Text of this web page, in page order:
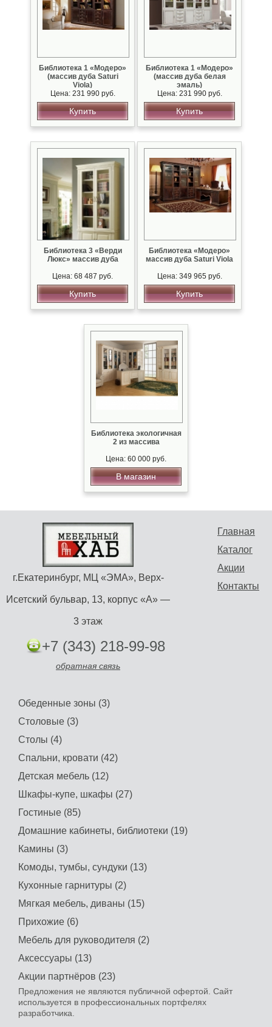
Библиотека 1 «Модеро»
(массив дуба Saturi
Viola)
Цена: 231 990 руб.
Купить
Библиотека 1 «Модеро»
(массив дуба белая
эмаль)
Цена: 231 990 руб.
Купить
Библиотека 3 «Верди
Люкс» массив дуба
Цена: 68 487 руб.
Купить
Библиотека «Модеро»
массив дуба Saturi Viola
Цена: 349 965 руб.
Купить
Библиотека экологичная
2 из массива
Цена: 60 000 руб.
В магазин
Главная
Каталог
Акции
Контакты
г.Екатеринбург, МЦ «ЭМА», Верх-
Исетский бульвар, 13, корпус «А» —
3 этаж
+7 (343) 218-99-98
обратная связь
Обеденные зоны (3)
Столовые (3)
Столы (4)
Спальни, кровати (42)
Детская мебель (12)
Шкафы-купе, шкафы (27)
Гостиные (85)
Домашние кабинеты, библиотеки (19)
Камины (3)
Комоды, тумбы, сундуки (13)
Кухонные гарнитуры (2)
Мягкая мебель, диваны (15)
Прихожие (6)
Мебель для руководителя (2)
Аксессуары (13)
Акции партнёров (23)
Предложения не являются публичной офертой. Сайт
используется в профессиональных портфелях
разработчика.